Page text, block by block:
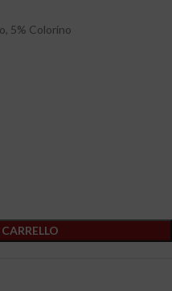
5% Colorino